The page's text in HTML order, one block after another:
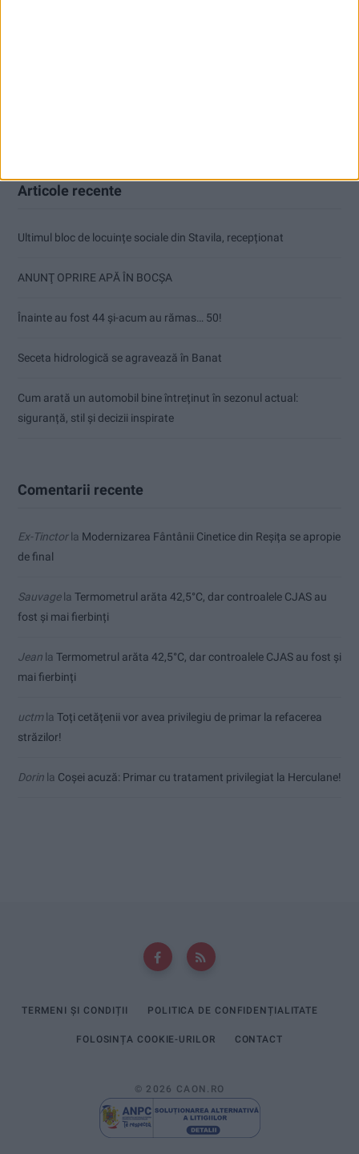
Articole recente
Ultimul bloc de locuințe sociale din Stavila, recepționat
ANUNŢ OPRIRE APĂ ÎN BOCȘA
Înainte au fost 44 și-acum au rămas… 50!
Seceta hidrologică se agravează în Banat
Cum arată un automobil bine întreținut în sezonul actual:
siguranță, stil și decizii inspirate
Comentarii recente
Ex-Tinctorla Modernizarea Fântânii Cinetice din Reșița se apropie
de final
Sauvagela Termometrul arăta 42,5°C, dar controalele CJAS au
fost și mai fierbinți
Jean la Termometrul arăta 42,5°C, dar controalele CJAS au fost și
mai fierbinți
uctmla Toți cetățenii vor avea privilegiu de primar la refacerea
străzilor!
Dorin la Coșei acuză: Primar cu tratament privilegiat la Herculane!
TERMENI ȘI CONDIȚII POLITICA DE CONFIDENȚIALITATE
FOLOSINȚA COOKIE-URILOR CONTACT
© 2026 CAON.RO